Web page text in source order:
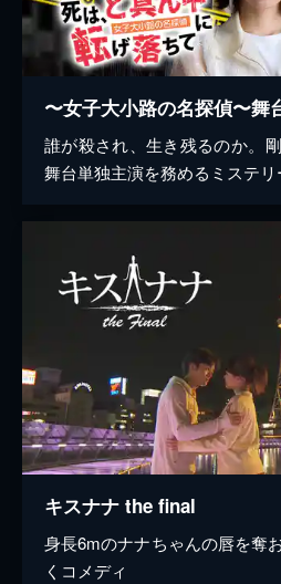
誰が殺され、生き残るのか。
舞台単独主演を務めるミステリ
キスナナ the final
身長6mのナナちゃんの唇を奪
くコメディ